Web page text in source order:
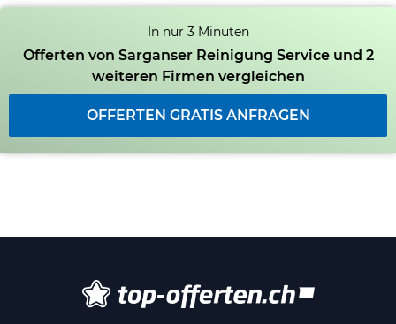
In nur 3 Minuten
Offerten von Sarganser Reinigung Service und 2
weiteren Firmen vergleichen
OFFERTEN GRATIS ANFRAGEN